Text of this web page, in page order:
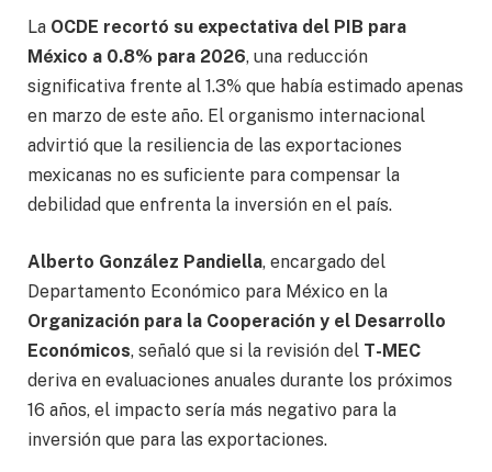
La OCDE recortó su expectativa del PIB para
México a 0.8% para 2026, una reducción
significativa frente al 1.3% que había estimado apenas
en marzo de este año. El organismo internacional
advirtió que la resiliencia de las exportaciones
mexicanas no es suficiente para compensar la
debilidad que enfrenta la inversión en el país.
Alberto González Pandiella, encargado del
Departamento Económico para México en la
Organización para la Cooperación y el Desarrollo
Económicos, señaló que si la revisión del T-MEC
deriva en evaluaciones anuales durante los próximos
16 años, el impacto sería más negativo para la
inversión que para las exportaciones.